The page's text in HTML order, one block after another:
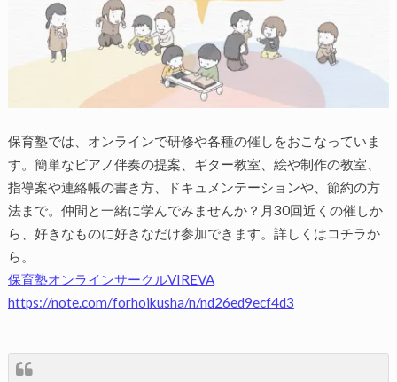
保育塾では、オンラインで研修や各種の催しをおこなっていま
す。簡単なピアノ伴奏の提案、ギター教室、絵や制作の教室、
指導案や連絡帳の書き方、ドキュメンテーションや、節約の方
法まで。仲間と一緒に学んでみませんか？月30回近くの催しか
ら、好きなものに好きなだけ参加できます。詳しくはコチラか
ら。
保育塾オンラインサークルVIREVA
https://note.com/forhoikusha/n/nd26ed9ecf4d3